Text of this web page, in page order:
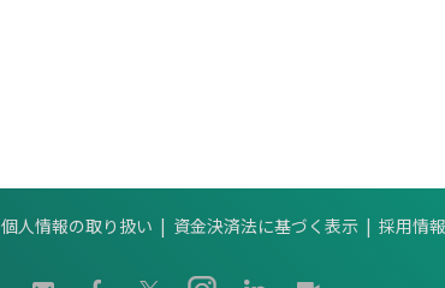
個人情報の取り扱い 資金決済法に基づく表示 採用情報